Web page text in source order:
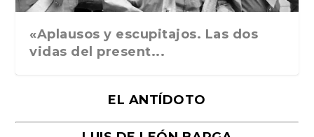
«Aplausos y escupitajos. Las dos
vidas del present...
EL ANTÍDOTO